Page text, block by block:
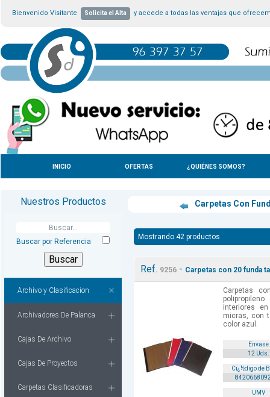
Bienvenido Visitante Solicita el Alta y accede a todas las ventajas que
INICIO OFERTAS ¿QUIÉNES SOMOS?
Nuestros Productos
Buscar por Referencia
Archivo y Clasificacion
Archivadores De Palanca
Cajas De Archivo
Cajas De Proyectos
Carpetas Clasificadoras
Carpetas Con
Mostrando 42 productos
Ref. 9256 - Carpetas con 20 funda
Carpetas
interiores
micras, con
color azul.
Envase
12 Uds.
Cï¿½digo de
UMV